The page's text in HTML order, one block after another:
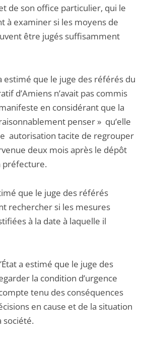
de son office particulier, qui le
à examiner si les moyens de
être jugés suffisamment
estimé que le juge des référés du
d’Amiens n’avait pas commis
en considérant que la
penser » qu’elle
autorisation tacite de regrouper
deux mois après le dépôt
préfecture.
que le juge des référés
rechercher si les mesures
à la date à laquelle il
a estimé que le juge des
la condition d’urgence
tenu des conséquences
en cause et de la situation
société.